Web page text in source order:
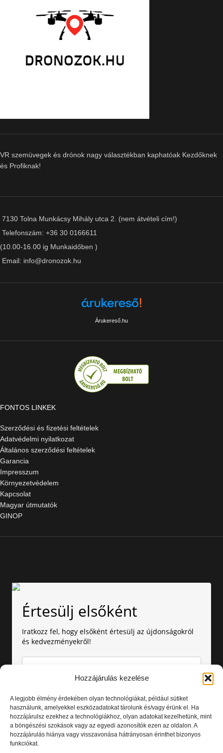
Hozzájárulás kezelése
A legjobb élmény érdekében olyan technológiákat, például sütiket
használunk, amelyekkel eszközadatokat tárolunk és/vagy érünk el. Ha
hozzájárulsz ezekhez a technológiákhoz, olyan adatokat kezelhetünk, mint
a böngészési szokások vagy az egyedi azonosítók ezen az oldalon. A
hozzájárulás hiánya vagy visszavonása hátrányosan érinthet bizonyos
funkciókat.
VR szemüvegek és drónok nagy választékban kaphatóak Kezdőknek
és Profiknak!
7130 Tolna Munkácsy Mihály utca 2. (nem átvételi cím!)
Telefonszám: +36 30 0166611
(10.00-16.00 ig Munkaidőben )
Email: info@dronozok.hu
Árukereső.hu
FONTOS LINKEK
Szerződési és fizetési feltételek
Adatvédelmi nyilatkozat
Általános szerződési feltételek
Garancia
Impresszum
Környezetvédelem
Kapcsolat
Magyar útmutatók
GINOP
Értesülj elsőként
Iratkozz fel, hogy elsőként értesülj az újdonságokról
és kedvezményekről!
Amennyiben nem szeretnél több értesítést kapni, bármikor
leiratkozhatsz. Az adataid nálunk biztonságban vannak.
Elolvastam és elfogadom az